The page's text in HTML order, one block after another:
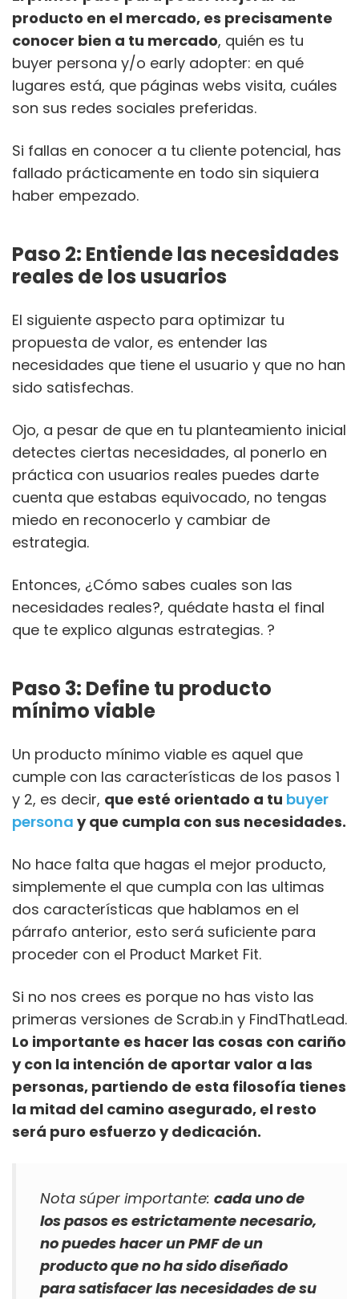
producto en el mercado, es precisamente
conocer bien a tu mercado, quién es tu
buyer persona y/o early adopter: en qué
lugares está, que páginas webs visita, cuáles
son sus redes sociales preferidas.
Si fallas en conocer a tu cliente potencial, has
fallado prácticamente en todo sin siquiera
haber empezado.
Paso 2: Entiende las necesidades
reales de los usuarios
El siguiente aspecto para optimizar tu
propuesta de valor, es entender las
necesidades que tiene el usuario y que no han
sido satisfechas.
Ojo, a pesar de que en tu planteamiento inicial
detectes ciertas necesidades, al ponerlo en
práctica con usuarios reales puedes darte
cuenta que estabas equivocado, no tengas
miedo en reconocerlo y cambiar de
estrategia.
Entonces, ¿Cómo sabes cuales son las
necesidades reales?, quédate hasta el final
que te explico algunas estrategias. ?
Paso 3: Define tu producto
mínimo viable
Un producto mínimo viable es aquel que
cumple con las características de los pasos 1
y 2, es decir, que esté orientado a tu buyer
persona y que cumpla con sus necesidades.
No hace falta que hagas el mejor producto,
simplemente el que cumpla con las ultimas
dos características que hablamos en el
párrafo anterior, esto será suficiente para
proceder con el Product Market Fit.
Si no nos crees es porque no has visto las
primeras versiones de Scrab.in y FindThatLead.
Lo importante es hacer las cosas con cariño
y con la intención de aportar valor a las
personas, partiendo de esta filosofía tienes
la mitad del camino asegurado, el resto
será puro esfuerzo y dedicación.
Nota súper importante: cada uno de
los pasos es estrictamente necesario,
no puedes hacer un PMF de un
producto que no ha sido diseñado
para satisfacer las necesidades de su